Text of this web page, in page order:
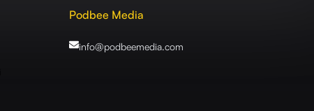
Podbee Media
info@podbeemedia.com